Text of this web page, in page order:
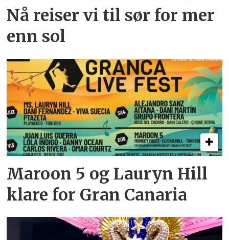
Nå reiser vi til sør for mer
enn sol
Maroon 5 og Lauryn Hill
klare for Gran Canaria